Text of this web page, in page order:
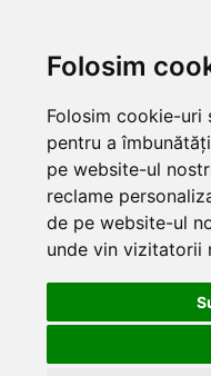
Folosim
Folosim cookie-uri
pentru a
pe website-ul
reclame
de pe website-ul
unde vin vizitatorii